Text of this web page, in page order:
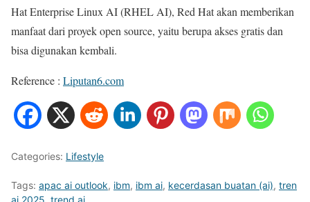
Hat Enterprise Linux AI (RHEL AI), Red Hat akan memberikan
manfaat dari proyek open source, yaitu berupa akses gratis dan
bisa digunakan kembali.
Reference : Liputan6.com
Categories: Lifestyle
Tags: apac ai outlook, ibm, ibm ai, kecerdasan buatan (ai), tren
ai 2025 trend ai